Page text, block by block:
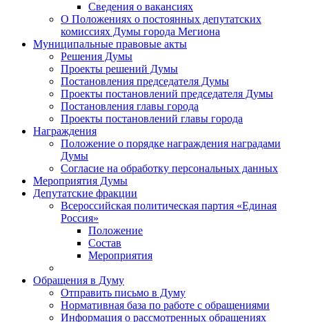
Сведения о вакансиях
О Положениях о постоянных депутатских
комиссиях Думы города Мегиона
Муниципальные правовые акты
Решения Думы
Проекты решений Думы
Постановления председателя Думы
Проекты постановлений председателя Думы
Постановления главы города
Проекты постановлений главы города
Награждения
Положение о порядке награждения наградами
Думы
Согласие на обработку персональных данных
Мероприятия Думы
Депутатские фракции
Всероссийская политическая партия «Единая
Россия»
Положение
Состав
Мероприятия
Обращения в Думу
Отправить письмо в Думу
Нормативная база по работе с обращениями
Информация о рассмотренных обращениях